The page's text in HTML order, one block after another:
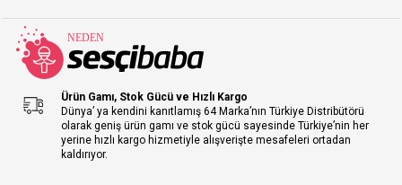
Ürün Gamı, Stok Gücü ve Hızlı Kargo
Dünya’ ya kendini kanıtlamış 64 Marka’nın Türkiye Distribütörü
olarak geniş ürün gamı ve stok gücü sayesinde Türkiye’nin her
yerine hızlı kargo hizmetiyle alışverişte mesafeleri ortadan
kaldırıyor.